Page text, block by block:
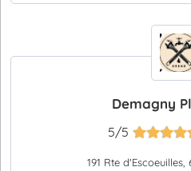
Demagny
5/5
191 Rte